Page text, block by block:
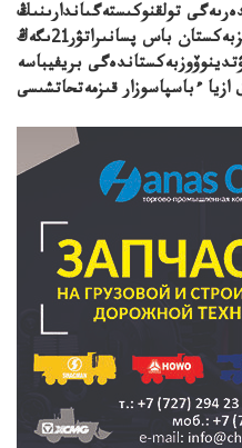
2 كۇن1ە2ىكۇندەرىەگى تولقنوكىستەگىاندارىنىڭ
تولقۋلارگە جەتتى.قۇرباندارىنىڭزبەكستان باس پسانىراتۋر21ىگەڭ
بريفيباسە